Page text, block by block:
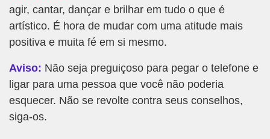
agir, cantar, dançar e brilhar em tudo o que é
artístico. É hora de mudar com uma atitude mais
positiva e muita fé em si mesmo.
Aviso: Não seja preguiçoso para pegar o telefone e
ligar para uma pessoa que você não poderia
esquecer. Não se revolte contra seus conselhos,
siga-os.